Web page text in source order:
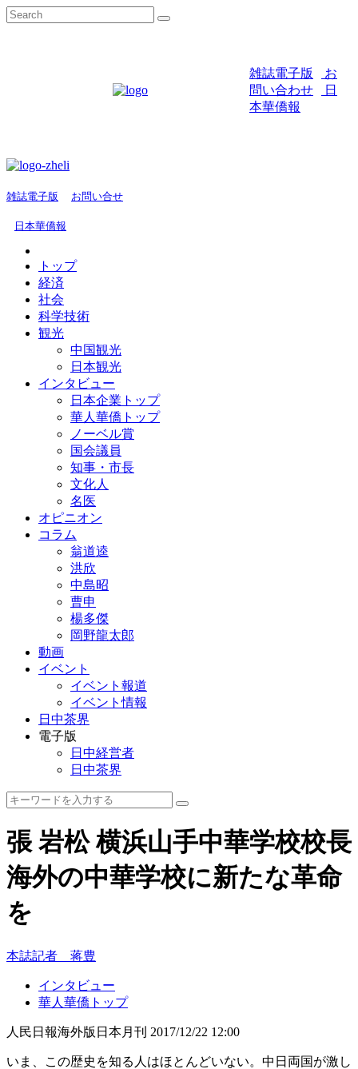
雑誌電子版
お
問い合わせ
日
本華僑報
雑誌電子版 お問い合せ
日本華僑報
トップ
経済
社会
科学技術
観光
中国観光
日本観光
インタビュー
日本企業トップ
華人華僑トップ
ノーベル賞
国会議員
知事・市長
文化人
名医
オピニオン
コラム
翁道逵
洪欣
中島昭
曹申
楊多傑
岡野龍太郎
動画
イベント
イベント報道
イベント情報
日中茶界
電子版
日中経営者
日中茶界
張 岩松 横浜山手中華学校校長
海外の中華学校に新たな革命
を
本誌記者 蒋豊
インタビュー
華人華僑トップ
人民日報海外版日本月刊 2017/12/22 12:00
いま、この歴史を知る人はほとんどいない。中日両国が激し